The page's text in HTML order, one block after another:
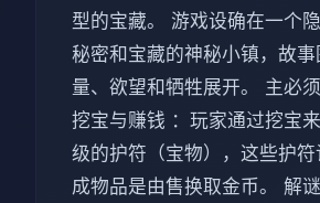
型的宝藏。 游戏设确在一个
秘密和宝藏的神秘小镇，故事
量、欲望和牺牲展开。 主必
挖宝与赚钱 ：玩家通过挖宝
级的护符（宝物），这些护
成物品是由售换取金币。 解